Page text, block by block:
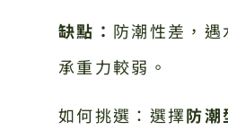
缺點： 防潮性差，遇
承重力較弱。
如何挑選：選擇防潮